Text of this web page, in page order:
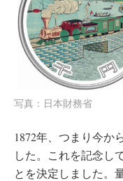
写真：日本財務省
1872年、つまり今か
した。これを記念し
とを決定しました。